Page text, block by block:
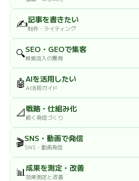
✍️記事を書きたい
制作・ライティング
🔍SEO・GEOで集客
検索流入の獲得
🤖AIを活用したい
AI活用ガイド
📐戦略・仕組み化
続く発信づくり
🎬SNS・動画で発信
SNS・動画発信
📊成果を測定・改善
効果測定と改善